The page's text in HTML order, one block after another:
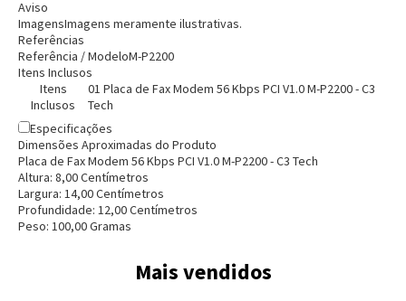
Aviso
ImagensImagens meramente ilustrativas.
Referências
Referência / ModeloM-P2200
Itens Inclusos
Itens
Inclusos
01 Placa de Fax Modem 56 Kbps PCI V1.0 M-P2200 - C3
Tech
Especificações
Dimensões Aproximadas do Produto
Placa de Fax Modem 56 Kbps PCI V1.0 M-P2200 - C3 Tech
Altura: 8,00Centímetros
Largura: 14,00Centímetros
Profundidade: 12,00Centímetros
Peso: 100,00Gramas
Mais vendidos